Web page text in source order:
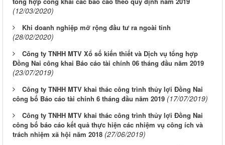
(12/03/2020)
Khi doanh nghiệp mở rộng đầu tư ra ngoài tỉnh
(28/02/2020)
Công ty TNHH MTV Xổ số kiến thiết và Dịch vụ tổng hợp
Đồng Nai công khai Báo cáo tài chính 06 tháng đầu năm 2019
(23/07/2019)
Công ty TNHH MTV khai thác công trình thủy lợi Đồng Nai
công bố Báo cáo tài chính 6 tháng đầu năm 2019 (17/07/2019)
Công ty TNHH MTV khai thác công trình thủy lợi Đồng Nai
công bố báo cáo kết quả thực hiện các nhiệm vụ công ích và
trách nhiệm xã hội năm 2018 (27/06/2019)